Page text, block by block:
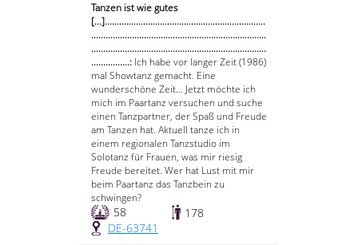
Tanzen ist wie gutes
[...]...................................................................
.........................................................................
.........................................................................
................: Ich habe vor langer Zeit (1986)
mal Showtanz gemacht. Eine
wunderschöne Zeit… Jetzt möchte ich
mich im Paartanz versuchen und suche
einen Tanzpartner, der Spaß und Freude
am Tanzen hat. Aktuell tanze ich in
einem regionalen Tanzstudio im
Solotanz für Frauen, was mir riesig
Freude bereitet. Wer hat Lust mit mir
beim Paartanz das Tanzbein zu
schwingen?
58
178
DE-63741